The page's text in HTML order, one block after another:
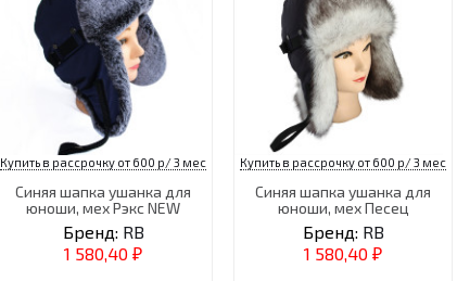
Купить в рассрочку от 600 р/ 3 мес
Синяя шапка ушанка для
юноши, мех Рэкс NEW
Бренд: RB
1 580,40 ₽
Купить в рассрочку от 600 р/ 3 мес
Синяя шапка ушанка для
юноши, мех Песец
Бренд: RB
1 580,40 ₽